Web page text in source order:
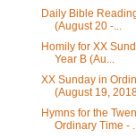
Daily Bible
(August 20 -...
Homily for XX
Year B (Au...
XX Sunday in
(August 19,
Hymns for the
Ordinary Time - ...